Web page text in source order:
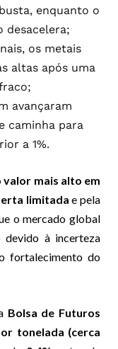
enquanto o
desacelera;
os metais
altas após uma
avançaram
caminha para
a 1%.
mais alto em
limitada e pela
o mercado global
devido à incerteza
fortalecimento do
Bolsa de Futuros
tonelada (cerca